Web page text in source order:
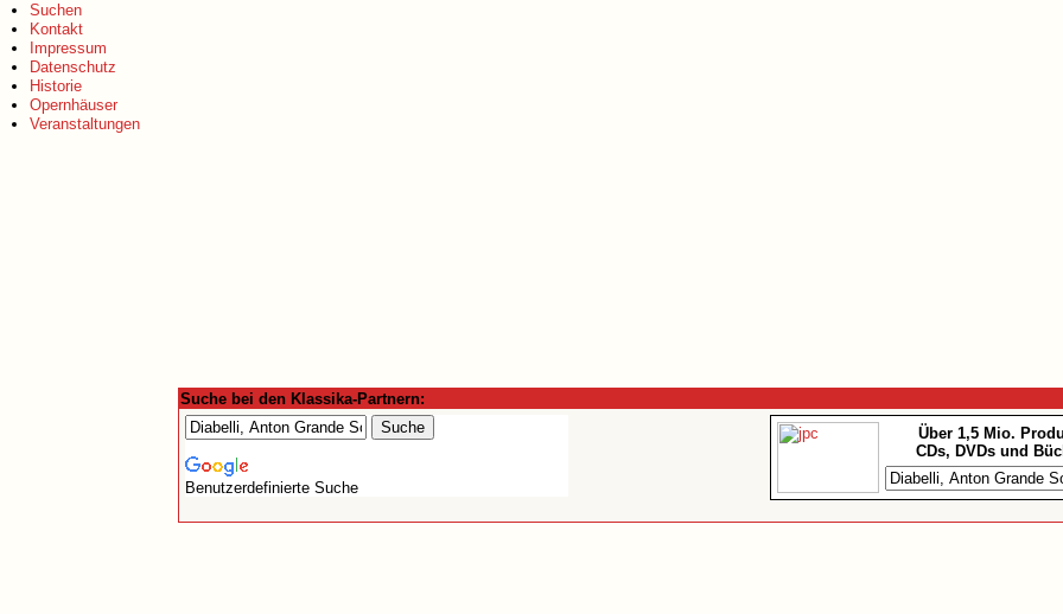
Suchen
Kontakt
Impressum
Datenschutz
Historie
Opernhäuser
Veranstaltungen
Suche bei den Klassika-Partnern:
Benutzerdefinierte Suche
Über 1,5 Mio.
CDs, DVDs und